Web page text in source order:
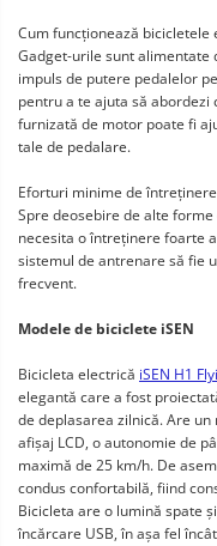
Cum funcționează bicicletele
Gadget-urile sunt alimentate
impuls de putere pedalelor
pentru a te ajuta să
furnizată de motor poate fi
tale de pedalare.
Eforturi minime de întreținere
Spre deosebire de alte
necesita o întreținere foarte
sistemul de antrenare să fie
frecvent.
Modele de biciclete iSEN
Bicicleta electrică iSEN H1
elegantă care a fost
de deplasarea zilnică. Are
afișaj LCD, o autonomie de
maximă de 25 km/h. De
condus confortabilă, fiind
Bicicleta are o lumină spate
încărcare USB, în așa fel